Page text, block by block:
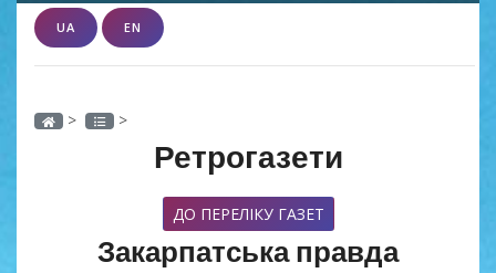
UA EN
> >
Ретрогазети
ДО ПЕРЕЛІКУ ГАЗЕТ
Закарпатська правда